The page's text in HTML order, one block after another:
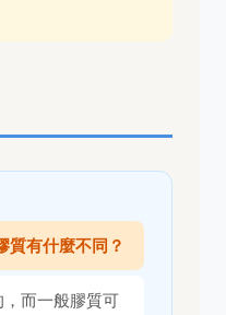
質有什麼不同？
而一般膠質可